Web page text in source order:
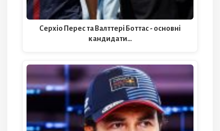
Серхіо Перес та Валттері Боттас - основні
кандидати…